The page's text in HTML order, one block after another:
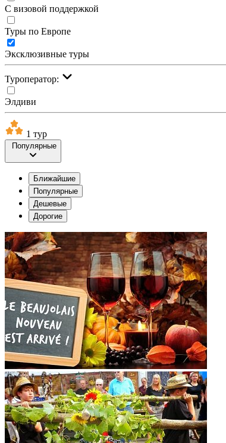
С визовой поддержкой
Туры по Европе
Эксклюзивные туры
Туроператор:
Элдиви
1 тур
Популярные
Ближайшие
Популярные
Дешевые
Дорогие